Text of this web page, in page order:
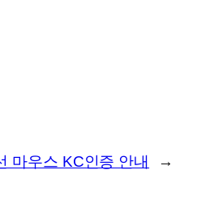
마우스 KC인증 안내 →